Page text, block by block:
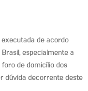
de acordo
especialmente a
foro de domicílio dos
dúvida decorrente deste